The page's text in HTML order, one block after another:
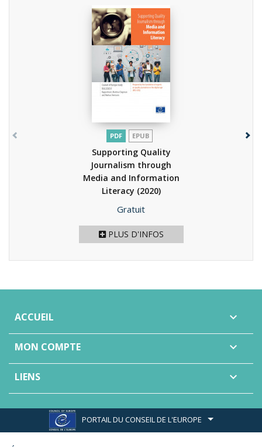
PDF EPUB
Supporting Quality
Journalism through
Media and Information
Literacy (2020)
Prix
Gratuit
PLUS D'INFOS
ACCUEIL 
MON COMPTE 
LIENS 
PORTAIL DU CONSEIL DE L'EUROPE